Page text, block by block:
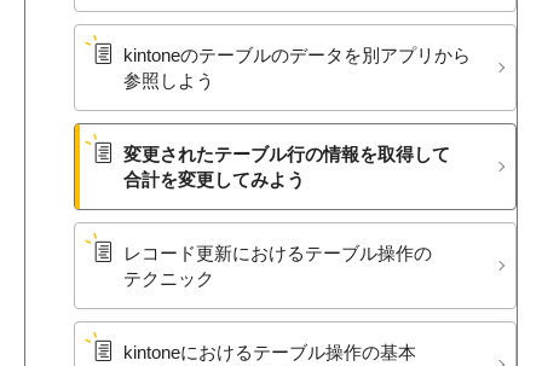
kintoneの​テーブルの​データを​別アプリから​
参照しよう
変更された​テーブル行の​情報を​取得して​
合計を​変更してみよう
レコード更新に​おける​テーブル操作の​
テクニック
kintoneに​おける​テーブル操作の​基本​